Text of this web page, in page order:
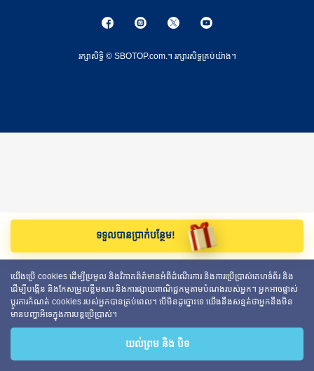
រក្សាសិទ្ធិ © SBOTOP.com.។ រក្សា​រ​សិទ្ធ​គ្រប់យ៉ាង។
ទទួលបានប្រាក់បន្ថែម!
យើងប្រើ cookies ដើម្បីប្រមូល និងវិភាគព័ត៌មានអំពីដំណើរការ និងការប្រើប្រាស់គេហទំព័រ និង
ដើម្បីបង្កើន និងកែសម្រួលខ្លឹមសារ និងការផ្សាយពាណិជ្ជកម្មតាមបំណងរបស់អ្នក។ អ្នកអាចផ្លាស់
ប្តូរការកំណត់ cookies របស់អ្នកបានគ្រប់ពេល។ បើមិនដូច្នោះទេ យើងនឹងសន្មត់ថាអ្នកនឹងមិន
មានបញ្ហាអីទេក្នុងការបន្តប្រើប្រាស់។
យល់ព្រម និង បិទ